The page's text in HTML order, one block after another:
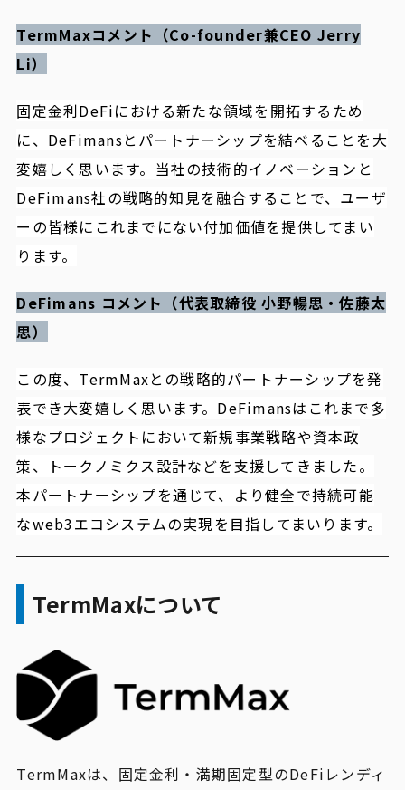
TermMaxコメント（Co-founder兼CEO Jerry
Li）
固定金利DeFiにおける新たな領域を開拓するため
に、DeFimansとパートナーシップを結べることを大
変嬉しく思います。当社の技術的イノベーションと
DeFimans社の戦略的知見を融合することで、ユーザ
ーの皆様にこれまでにない付加価値を提供してまい
ります。
DeFimans コメント（代表取締役 小野暢思・佐藤太
思）
この度、TermMaxとの戦略的パートナーシップを発
表でき大変嬉しく思います。DeFimansはこれまで多
様なプロジェクトにおいて新規事業戦略や資本政
策、トークノミクス設計などを支援してきました。
本パートナーシップを通じて、より健全で持続可能
なweb3エコシステムの実現を目指してまいります。
TermMaxについて
TermMaxは、固定金利・満期固定型のDeFiレンディ